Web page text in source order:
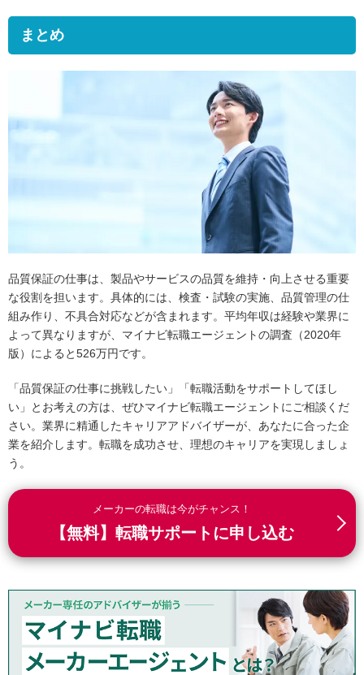
まとめ
品質保証の仕事は、製品やサービスの品質を維持・向上させる重要
な役割を担います。具体的には、検査・試験の実施、品質管理の仕
組み作り、不具合対応などが含まれます。平均年収は経験や業界に
よって異なりますが、マイナビ転職エージェントの調査（2020年
版）によると526万円です。
「品質保証の仕事に挑戦したい」「転職活動をサポートしてほし
い」とお考えの方は、ぜひマイナビ転職エージェントにご相談くだ
さい。業界に精通したキャリアアドバイザーが、あなたに合った企
業を紹介します。転職を成功させ、理想のキャリアを実現しましょ
う。
メーカーの転職は今がチャンス！
【無料】転職サポートに申し込む